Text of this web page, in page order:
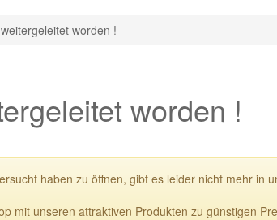
worden !
worden !
haben zu öffnen, gibt es leider nicht mehr in
mit unseren attraktiven Produkten zu günstigen